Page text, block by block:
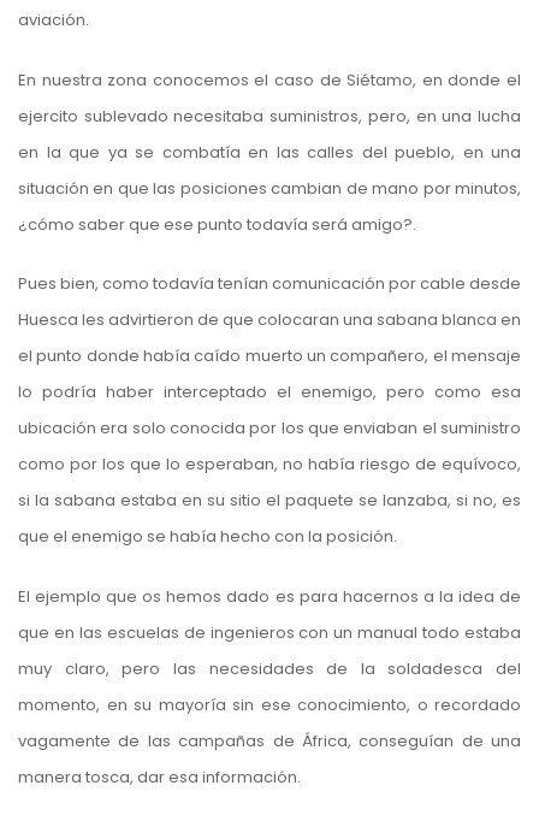
aviación.
En nuestra zona conocemos el caso de Siétamo, en donde el
ejercito sublevado necesitaba suministros, pero, en una lucha
en la que ya se combatía en las calles del pueblo, en una
situación en que las posiciones cambian de mano por minutos,
¿cómo saber que ese punto todavía será amigo?.
Pues bien, como todavía tenían comunicación por cable desde
Huesca les advirtieron de que colocaran una sabana blanca en
el punto donde había caído muerto un compañero, el mensaje
lo podría haber interceptado el enemigo, pero como esa
ubicación era solo conocida por los que enviaban el suministro
como por los que lo esperaban, no había riesgo de equívoco,
si la sabana estaba en su sitio el paquete se lanzaba, si no, es
que el enemigo se había hecho con la posición.
El ejemplo que os hemos dado es para hacernos a la idea de
que en las escuelas de ingenieros con un manual todo estaba
muy claro, pero las necesidades de la soldadesca del
momento, en su mayoría sin ese conocimiento, o recordado
vagamente de las campañas de África, conseguían de una
manera tosca, dar esa información.